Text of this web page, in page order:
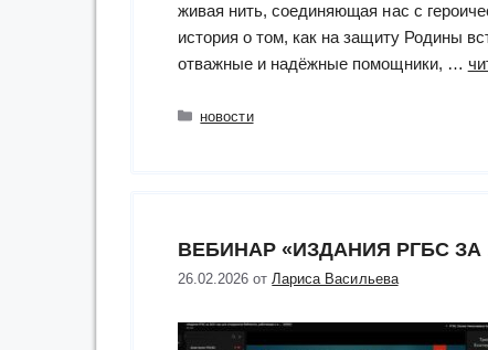
живая нить, соединяющая нас с
история о том, как на защиту Родины
отважные и надёжные помощники, …
Рубрики
новости
ВЕБИНАР «ИЗДАНИЯ РГБС ЗА
26.02.2026 отЛариса Васильева